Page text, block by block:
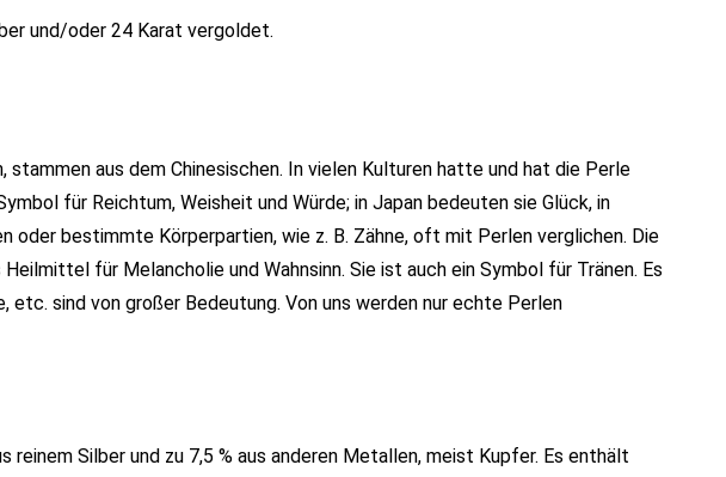
und/oder 24 Karat vergoldet.
aus dem Chinesischen. In vielen Kulturen hatte und hat die Perle
für Reichtum, Weisheit und Würde; in Japan bedeuten sie Glück, in
oder bestimmte Körperpartien, wie z. B. Zähne, oft mit Perlen verglichen. Die
für Melancholie und Wahnsinn. Sie ist auch ein Symbol für Tränen. Es
etc. sind von großer Bedeutung. Von uns werden nur echte Perlen
Silber und zu 7,5 % aus anderen Metallen, meist Kupfer. Es enthält